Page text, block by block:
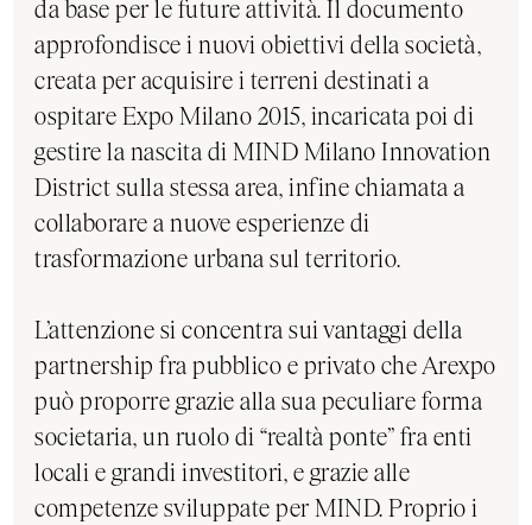
da base per le future attività. Il documento
approfondisce i nuovi obiettivi della società,
creata per acquisire i terreni destinati a
ospitare Expo Milano 2015, incaricata poi di
gestire la nascita di MIND Milano Innovation
District sulla stessa area, infine chiamata a
collaborare a nuove esperienze di
trasformazione urbana sul territorio.
L’attenzione si concentra sui vantaggi della
partnership fra pubblico e privato che Arexpo
può proporre grazie alla sua peculiare forma
societaria, un ruolo di “realtà ponte” fra enti
locali e grandi investitori, e grazie alle
competenze sviluppate per MIND. Proprio i